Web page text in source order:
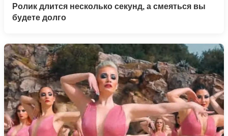
Ролик длится несколько секунд, а смеяться вы
будете долго